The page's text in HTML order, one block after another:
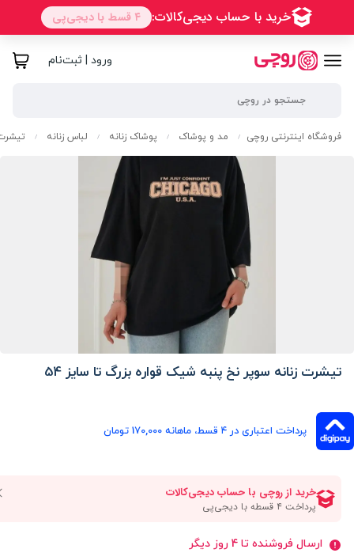
ورود | ثبت‌نام
فروشگاه اینترنتی روچی / مد و پوشاک / پوشاک زنانه / لباس زنانه /
تیشرت زنانه سوپر نخ پنبه شیک قواره بزرگ تا سایز 54
پرداخت اعتباری در ۴ قسط، ماهانه 170,000 تومان
ارسال فروشنده تا 4 روز دیگر